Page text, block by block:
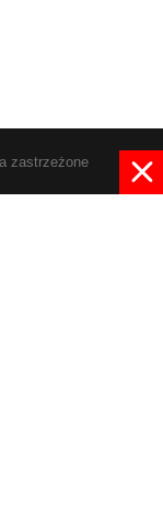
zastrzeżone